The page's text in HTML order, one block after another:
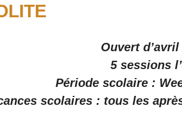
Ouvert
5 sessions
Période scolaire :
scolaires : tous les